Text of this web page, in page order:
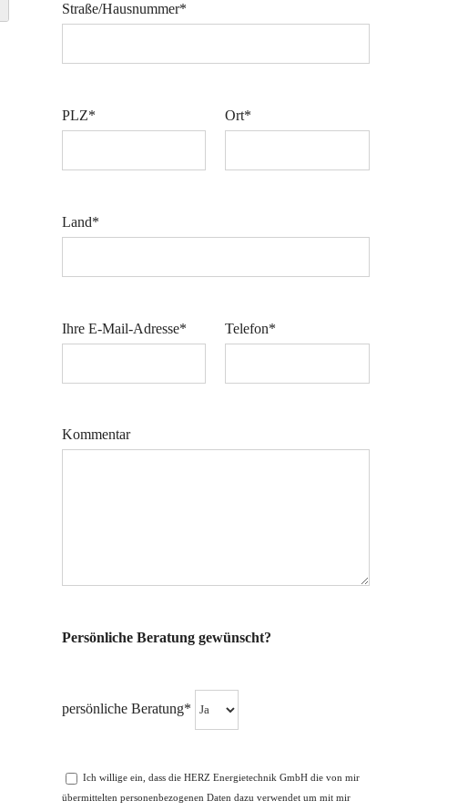
Straße/Hausnummer*
PLZ* Ort*
Land*
Ihre E-Mail-Adresse* Telefon*
Kommentar
Persönliche Beratung gewünscht?
persönliche Beratung*
Ich willige ein, dass die HERZ Energietechnik GmbH die von mir
übermittelten personenbezogenen Daten dazu verwendet um mit mir